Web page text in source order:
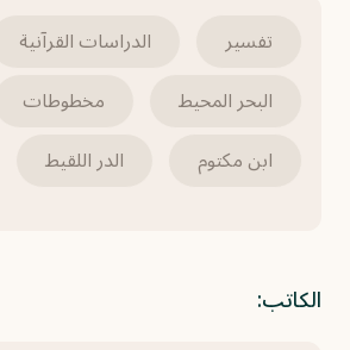
تفسير
الدراسات القرآنية
البحر المحيط
مخطوطات
ابن مكتوم
الدر اللقيط
الكاتب: